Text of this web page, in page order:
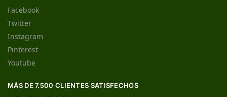
Facebook
Twitter
Instagram
Pinterest
Youtube
MÁS DE 7.500 CLIENTES SATISFECHOS